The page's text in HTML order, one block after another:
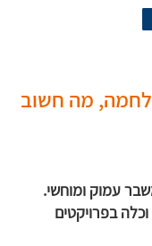
מה חשוב
עמוק ומוחשי.
בפרויקטים